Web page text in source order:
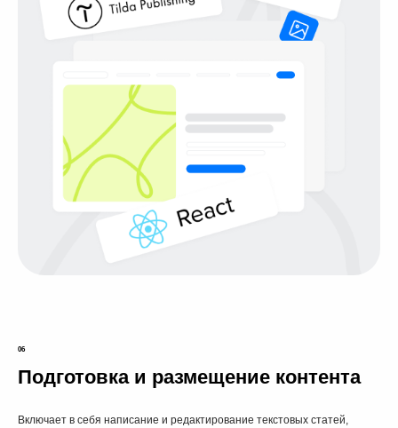
06
Подготовка и размещение контента
Включает в себя написание и редактирование текстовых статей,